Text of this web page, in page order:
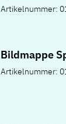
Artikelnummer:
Bildmappe
Artikelnummer: